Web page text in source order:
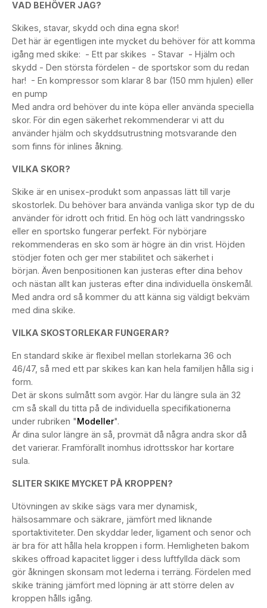
VAD BEHÖVER JAG?
Skikes, stavar, skydd och dina egna skor!
Det här är egentligen inte mycket du behöver för att komma
igång med skike: - Ett par skikes - Stavar - Hjälm och
skydd - Den största fördelen - de sportskor som du redan
har! - En kompressor som klarar 8 bar (150 mm hjulen) eller
en pump
Med andra ord behöver du inte köpa eller använda speciella
skor. För din egen säkerhet rekommenderar vi att du
använder hjälm och skyddsutrustning motsvarande den
som finns för inlines åkning.
VILKA SKOR?
Skike är en unisex-produkt som anpassas lätt till varje
skostorlek. Du behöver bara använda vanliga skor typ de du
använder för idrott och fritid. En hög och lätt vandringssko
eller en sportsko fungerar perfekt. För nybörjare
rekommenderas en sko som är högre än din vrist. Höjden
stödjer foten och ger mer stabilitet och säkerhet i
början. Även benpositionen kan justeras efter dina behov
och nästan allt kan justeras efter dina individuella önskemål.
Med andra ord så kommer du att känna sig väldigt bekväm
med dina skike.
VILKA SKOSTORLEKAR FUNGERAR?
En standard skike är flexibel mellan storlekarna 36 och
46/47, så med ett par skikes kan kan hela familjen hålla sig i
form.
Det är skons sulmått som avgör. Har du längre sula än 32
cm så skall du titta på de individuella specifikationerna
under rubriken "Modeller".
Är dina sulor längre än så, provmät då några andra skor då
det varierar. Framförallt inomhus idrottsskor har kortare
sula.
SLITER SKIKE MYCKET PÅ KROPPEN?
Utövningen av skike sägs vara mer dynamisk,
hälsosammare och säkrare, jämfört med liknande
sportaktiviteter. Den skyddar leder, ligament och senor och
är bra för att hålla hela kroppen i form. Hemligheten bakom
skikes offroad kapacitet ligger i dess luftfyllda däck som
gör åkningen skonsam mot lederna i terräng. Fördelen med
skike träning jämfört med löpning är att större delen av
kroppen hålls igång.